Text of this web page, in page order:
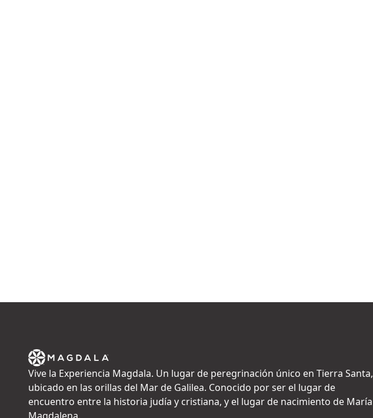
Vive la Experiencia Magdala. Un lugar de peregrinación único en Tierra Santa,
ubicado en las orillas del Mar de Galilea. Conocido por ser el lugar de
encuentro entre la historia judía y cristiana, y el lugar de nacimiento de María